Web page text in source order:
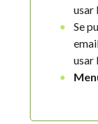
usar
Se
usar